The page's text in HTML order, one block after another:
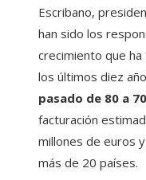
Escribano,
han sido los
crecimiento que
los últimos diez
pasado de 80 a
facturación
millones de euros
más de 20 países.